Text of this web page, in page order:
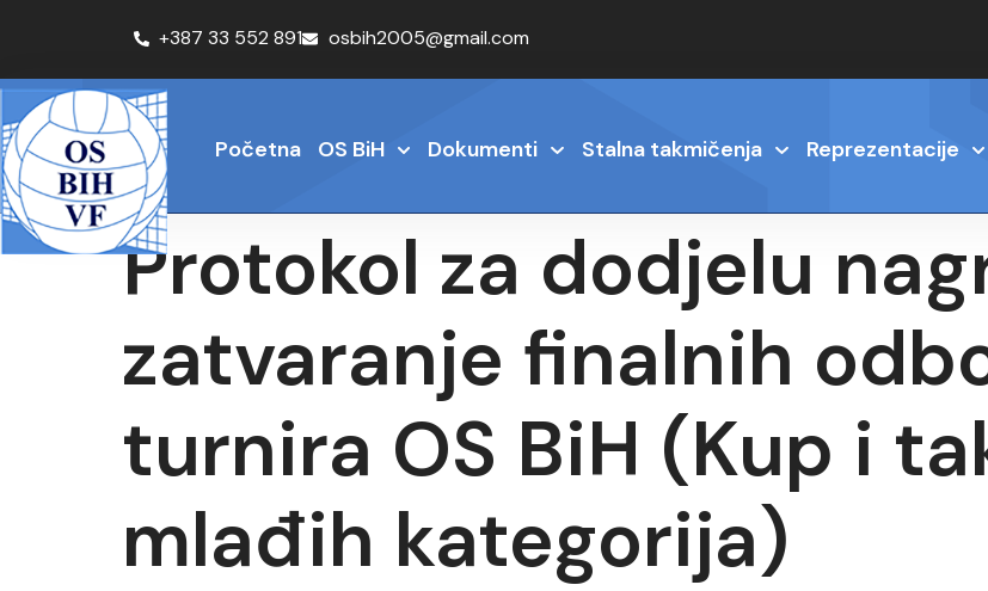
+387 33 552 891 osbih2005@gmail.com
Početna OS BiH Dokumenti Stalna takmičenja Reprezentacije
Protokol za dodjelu
zatvaranje finalnih
turnira OS BiH (Kup i
mlađih kategorija)